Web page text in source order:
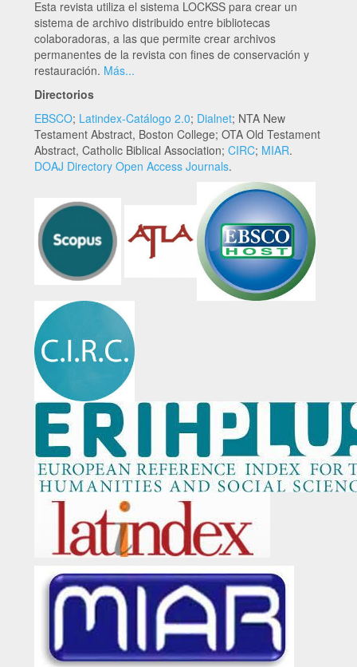
Esta revista utiliza el sistema LOCKSS para crear un
sistema de archivo distribuido entre bibliotecas
colaboradoras, a las que permite crear archivos
permanentes de la revista con fines de conservación y
restauración. Más...
Directorios
EBSCO; Latindex-Catálogo 2.0; Dialnet; NTA New
Testament Abstract, Boston College; OTA Old Testament
Abstract, Catholic Biblical Association; CIRC; MIAR.
DOAJ Directory Open Access Journals.